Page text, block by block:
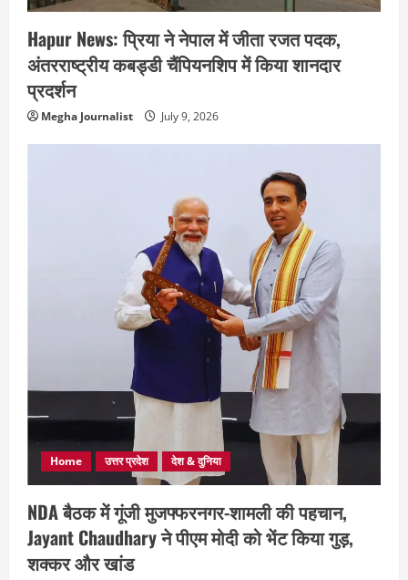
Hapur News: प्रिया ने नेपाल में जीता रजत पदक,
अंतरराष्ट्रीय कबड्डी चैंपियनशिप में किया शानदार
प्रदर्शन
Megha Journalist July 9, 2026
Home उत्तर प्रदेश देश & दुनिया
NDA बैठक में गूंजी मुजफ्फरनगर-शामली की पहचान,
Jayant Chaudhary ने पीएम मोदी को भेंट किया गुड़,
शक्कर और खांड